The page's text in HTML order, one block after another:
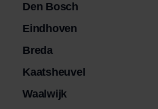
Den Bosch
Eindhoven
Breda
Kaatsheuvel
Waalwijk